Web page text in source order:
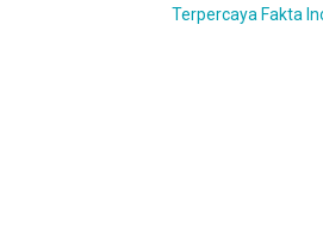
Terpercaya Fakta